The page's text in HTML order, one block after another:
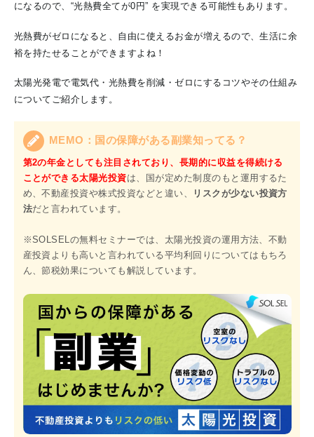
になるので、“光熱費全てが0円” を実現できる可能性もあります。
光熱費がゼロになると、自由に使えるお金が増えるので、生活に余
裕を持たせることができますよね！
太陽光発電で電気代・光熱費を削減・ゼロにするコツやその仕組み
についてご紹介します。
MEMO：国の保障がある副業知ってる？
第2の年金としても注目されており、長期的に収益を得続ける
ことができる太陽光投資は、国が定めた制度のもと運用するた
め、不動産投資や株式投資などと違い、
リスクが少ない投資方
法だと言われています。
※SOLSELの無料セミナーでは、太陽光投資の運用方法、不動
産投資よりも高いと言われている平均利回りについてはもちろ
ん、節税効果についても解説しています。